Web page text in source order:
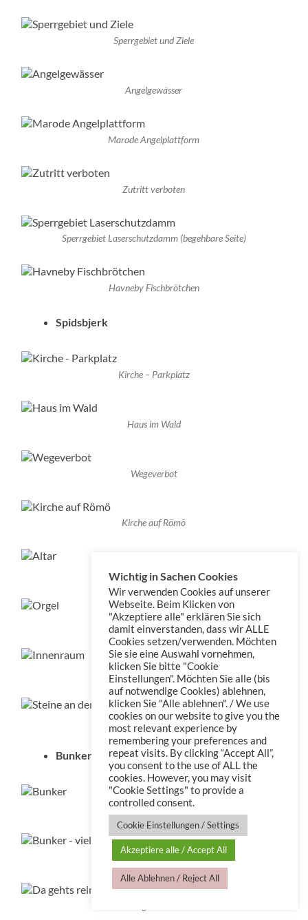
Sperrgebiet und Ziele
Angelgewässer
Marode Angelplattform
Zutritt verboten
Sperrgebiet Laserschutzdamm (begehbare Seite)
Havneby Fischbrötchen
Spidsbjerk
Kirche – Parkplatz
Haus im Wald
Wegeverbot
Kirche auf Römö
Altar
Orgel
Innenraum
Steine an der Kirchenmauer
Bunker, die 2te
Bunker
Bunker – viel Beton
Wichtig in Sachen Cookies
Wir verwenden Cookies auf unserer
Webseite. Beim Klicken von
"Akzeptiere alle" erklären Sie sich
damit einverstanden, dass wir ALLE
Cookies setzen/verwenden. Möchten
Sie sie eine Auswahl vornehmen,
klicken Sie bitte "Cookie
Einstellungen". Möchten Sie alle (bis
auf notwendige Cookies) ablehnen,
klicken Sie "Alle ablehnen". / We use
cookies on our website to give you the
most relevant experience by
remembering your preferences and
repeat visits. By clicking “Accept All”,
you consent to the use of ALL the
cookies. However, you may visit
"Cookie Settings" to provide a
controlled consent.
Cookie Einstellungen / Settings
Akzeptiere alle / Accept All
Alle Ablehnen / Reject All